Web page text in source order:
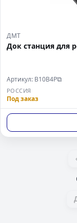
ДМТ
Док станция для
Артикул: B10B4P⧉
РОССИЯ
Под заказ